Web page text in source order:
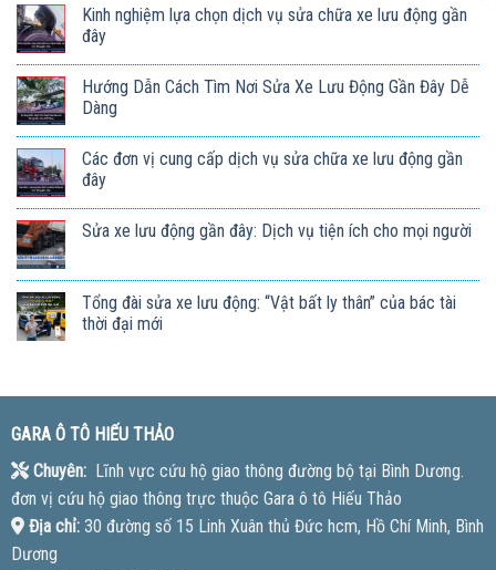
Kinh nghiệm lựa chọn dịch vụ sửa chữa xe lưu động gần
đây
Hướng Dẫn Cách Tìm Nơi Sửa Xe Lưu Động Gần Đây Dễ
Dàng
Các đơn vị cung cấp dịch vụ sửa chữa xe lưu động gần
đây
Sửa xe lưu động gần đây: Dịch vụ tiện ích cho mọi người
Tổng đài sửa xe lưu động: “Vật bất ly thân” của bác tài
thời đại mới
GARA Ô TÔ HIẾU THẢO
Chuyên:Lĩnh vực cứu hộ giao thông đường bộ tại Bình Dương.
đơn vị cứu hộ giao thông trực thuộc Gara ô tô Hiếu Thảo
Địa chỉ:30 đường số 15 Linh Xuân thủ Đức hcm, Hồ Chí Minh, Bình
Dương